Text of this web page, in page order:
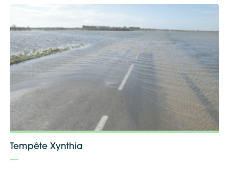
Tempête Xynthia